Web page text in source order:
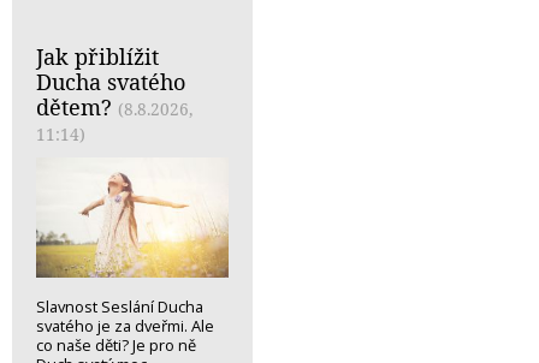
Jak přiblížit
Ducha svatého
dětem? (8.8.2026,
11:14)
Slavnost Seslání Ducha
svatého je za dveřmi. Ale
co naše děti? Je pro ně